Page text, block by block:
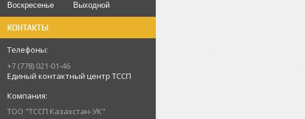
Воскресенье
Выходной
КОНТАКТЫ
+7 (778) 021-01-46
Единый контактный центр ТССП
ТОО "ТССП Казахстан-УК"